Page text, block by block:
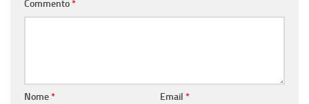
Commento*
Nome* Email *